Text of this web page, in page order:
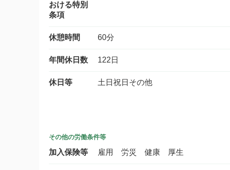
おける特別
条項
休憩時間 60分
年間休日数 122日
休日等 土日祝日その他
その他の労働条件等
加入保険等 雇用 労災 健康 厚生